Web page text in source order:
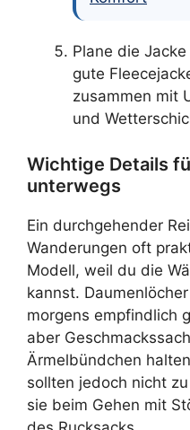
Plane die
gute
zusammen mit
und
Wichtige Details
unterwegs
Ein durchgehender
Wanderungen oft
Modell, weil du die
kannst.
morgens empfindlich
aber
Ärmelbündchen
sollten jedoch nicht
sie beim Gehen mit